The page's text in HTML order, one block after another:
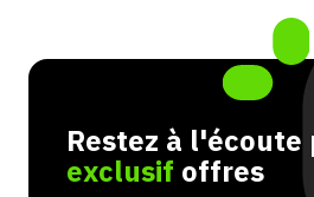
Restez à l'écoute
exclusif offres